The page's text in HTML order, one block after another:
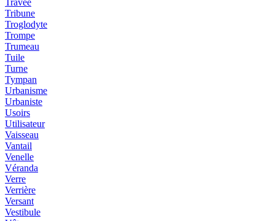
Travée
Tribune
Troglodyte
Trompe
Trumeau
Tuile
Turne
Tympan
Urbanisme
Urbaniste
Usoirs
Utilisateur
Vaisseau
Vantail
Venelle
Véranda
Verre
Verrière
Versant
Vestibule